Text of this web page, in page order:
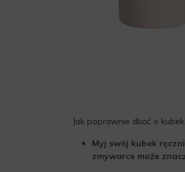
Jak poprawnie dbać o
Myj swój kubek
zmywarce może